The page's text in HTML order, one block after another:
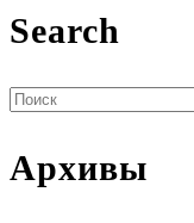
Search
Поиск
по:
Архивы